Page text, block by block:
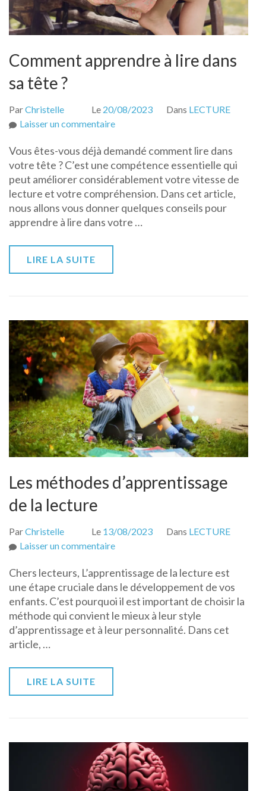
Comment apprendre à lire dans
sa tête ?
ParChristelle Le 20/08/2023 Dans LECTURE
Laisser un commentairesur
apprendre
à
lire
dans
sa
tête
Vous êtes-vous déjà demandé comment lire dans
votre tête ? C’est une compétence essentielle qui
peut améliorer considérablement votre vitesse de
lecture et votre compréhension. Dans cet article,
nous allons vous donner quelques conseils pour
apprendre à lire dans votre …
LIRE LA SUITE
Les méthodes d’apprentissage
de la lecture
ParChristelle Le 13/08/2023 Dans LECTURE
Laisser un commentairesur
méthodes
d’apprentissage
de
la
lecture
Chers lecteurs, L’apprentissage de la lecture est
une étape cruciale dans le développement de vos
enfants. C’est pourquoi il est important de choisir la
méthode qui convient le mieux à leur style
d’apprentissage et à leur personnalité. Dans cet
article, …
LIRE LA SUITE